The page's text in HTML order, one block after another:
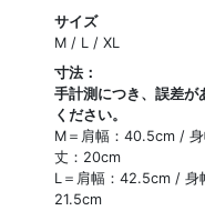
サイズ
M / L / XL
寸法：
手計測につき、誤差が
ください。
M＝肩幅：40.5cm /
丈：20cm
L＝肩幅：42.5cm / 身
21.5cm